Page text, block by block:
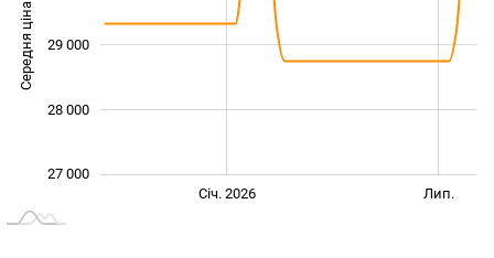
Середня ціна 27 500
27 000
28 000
29 000
Січ. 2026 Лип.